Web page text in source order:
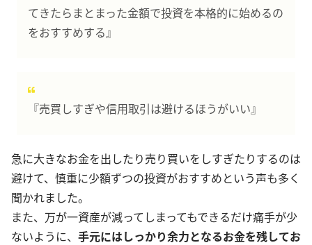
てきたらまとまった金額で投資を本格的に始めるの
をおすすめする』
『売買しすぎや信用取引は避けるほうがいい』
急に大きなお金を出したり売り買いをしすぎたりするのは
避けて、慎重に少額ずつの投資がおすすめという声も多く
聞かれました。
また、万が一資産が減ってしまってもできるだけ痛手が少
ないように、 手元にはしっかり余力となるお金を残してお